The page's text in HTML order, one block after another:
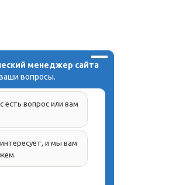
менеджер сайта
вопросы.
есть вопрос или вам
и мы вам